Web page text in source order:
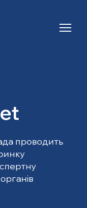
проводить